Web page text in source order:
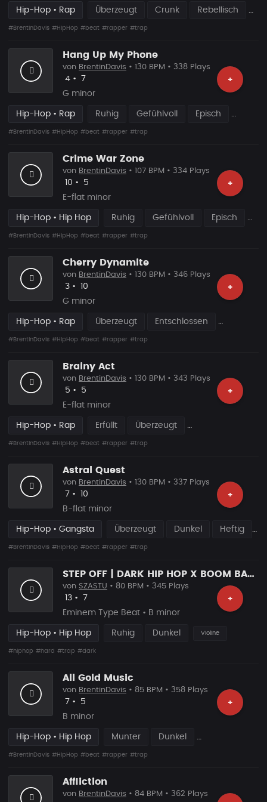
Hip-Hop • Rap Überzeugt Crunk Rebellisch
#BrentinDavis #HipHop #beat #rapper #trap
Hang Up My Phone
+
von BrentinDavis • 130 BPM • 338 Plays
Likes
4 • Vorgeschlagen
7
G minor
Hip-Hop • Rap Ruhig Gefühlvoll Episch
#BrentinDavis #HipHop #beat #rapper #trap
Crime War Zone
+
von BrentinDavis • 107 BPM • 334 Plays
Likes
10 • Vorgeschlagen
5
E-flat minor
Hip-Hop • Hip Hop Ruhig Gefühlvoll Episch
#BrentinDavis #HipHop #beat #rapper #trap
Cherry Dynamite
+
von BrentinDavis • 130 BPM • 346 Plays
Likes
3 • Vorgeschlagen
10
G minor
Hip-Hop • Rap Überzeugt Entschlossen
#BrentinDavis #HipHop #beat #rapper #trap
Brainy Act
+
von BrentinDavis • 130 BPM • 343 Plays
Likes
5 • Vorgeschlagen
5
E-flat minor
Hip-Hop • Rap Erfüllt Überzeugt
#BrentinDavis #HipHop #beat #rapper #trap
Astral Quest
+
von BrentinDavis • 130 BPM • 337 Plays
Likes
7 • Vorgeschlagen
10
B-flat minor
Hip-Hop • Gangsta Überzeugt Dunkel Heftig
#BrentinDavis #HipHop #beat #rapper #trap
STEP OFF | DARK HIP HOP X BOOM BAP RAP BEAT
+
von SZASTU • 80 BPM • 345 Plays
Likes
13 • Vorgeschlagen
7
Eminem Type Beat • B minor
Hip-Hop • Hip Hop Ruhig Dunkel Violine
#hiphop #hard #trap #dark
All Gold Music
+
von BrentinDavis • 85 BPM • 358 Plays
Likes
7 • Vorgeschlagen
5
B minor
Hip-Hop • Hip Hop Munter Dunkel
#BrentinDavis #HipHop #beat #rapper #trap
Affliction
von BrentinDavis • 84 BPM • 362 Plays